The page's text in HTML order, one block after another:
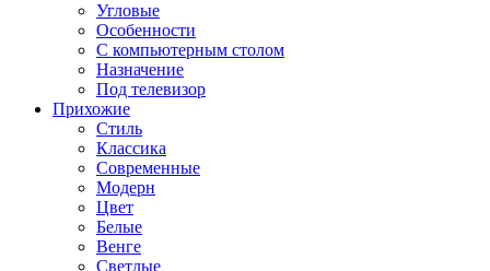
Угловые
Особенности
С компьютерным столом
Назначение
Под телевизор
Прихожие
Стиль
Классика
Современные
Модерн
Цвет
Белые
Венге
Светлые